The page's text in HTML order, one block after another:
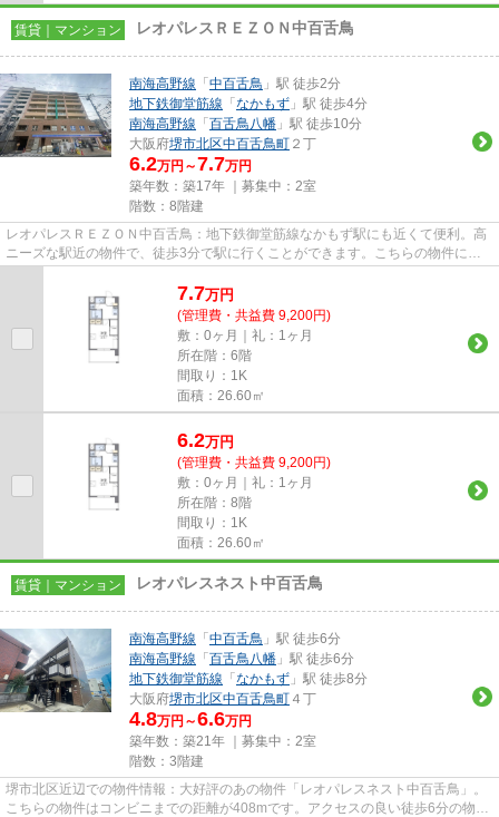
賃貸｜マンション レオパレスＲＥＺＯＮ中百舌鳥
南海高野線 「 中百舌鳥 」駅 徒歩2分
地下鉄御堂筋線 「 なかもず 」駅 徒歩4分
南海高野線 「 百舌鳥八幡 」駅 徒歩10分
大阪府堺市北区中百舌鳥町 ２丁
6.2万円～7.7万円
築年数：築17年 ｜募集中： 2室
階数：8階建
レオパレスＲＥＺＯＮ中百舌鳥：地下鉄御堂筋線なかもず駅にも近くて便利。高
ニーズな駅近の物件で、徒歩3分で駅に行くことができます。こちらの物件には
7.7万円
(管理費・共益費 9,200円)
敷：0ヶ月｜礼：1ヶ月
所在階：6階
間取り：1K
面積：26.60㎡
6.2万円
(管理費・共益費 9,200円)
敷：0ヶ月｜礼：1ヶ月
所在階：8階
間取り：1K
面積：26.60㎡
賃貸｜マンション レオパレスネスト中百舌鳥
南海高野線 「 中百舌鳥 」駅 徒歩6分
南海高野線 「 百舌鳥八幡 」駅 徒歩6分
地下鉄御堂筋線 「 なかもず 」駅 徒歩8分
大阪府堺市北区中百舌鳥町 ４丁
4.8万円～6.6万円
築年数：築21年 ｜募集中： 2室
階数：3階建
堺市北区近辺での物件情報：大好評のあの物件「レオパレスネスト中百舌鳥」。
こちらの物件はコンビニまでの距離が408mです。アクセスの良い徒歩6分の物件